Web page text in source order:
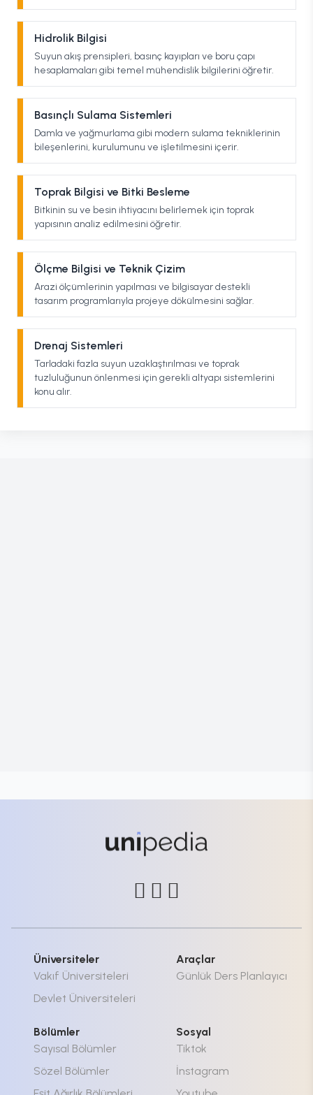
Hidrolik Bilgisi
Suyun akış prensipleri, basınç kayıpları ve boru çapı
hesaplamaları gibi temel mühendislik bilgilerini öğretir.
Basınçlı Sulama Sistemleri
Damla ve yağmurlama gibi modern sulama tekniklerinin
bileşenlerini, kurulumunu ve işletilmesini içerir.
Toprak Bilgisi ve Bitki Besleme
Bitkinin su ve besin ihtiyacını belirlemek için toprak
yapısının analiz edilmesini öğretir.
Ölçme Bilgisi ve Teknik Çizim
Arazi ölçümlerinin yapılması ve bilgisayar destekli
tasarım programlarıyla projeye dökülmesini sağlar.
Drenaj Sistemleri
Tarladaki fazla suyun uzaklaştırılması ve toprak
tuzluluğunun önlenmesi için gerekli altyapı sistemlerini
konu alır.
Üniversiteler
Vakıf Üniversiteleri
Devlet Üniversiteleri
Araçlar
Günlük Ders Planlayıcı
Bölümler
Sayısal Bölümler
Sözel Bölümler
Sosyal
Tiktok
İnstagram